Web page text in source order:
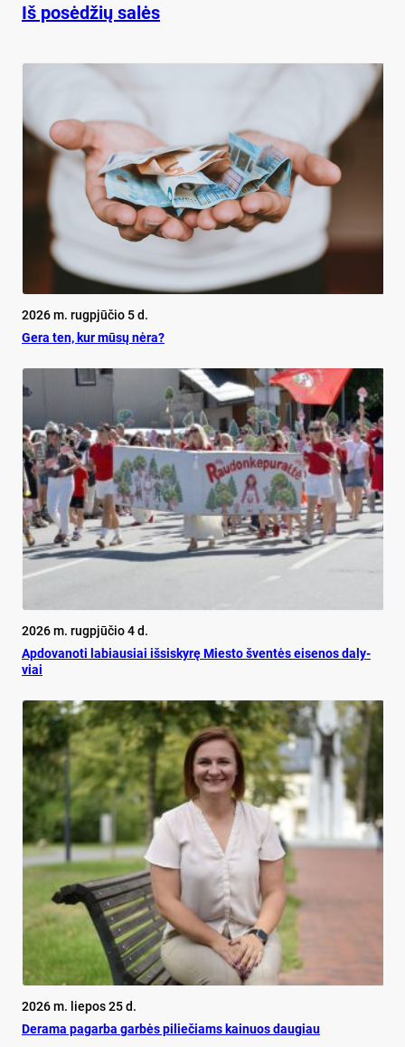
Iš posėdžių salės
2026 m. rugpjūčio 5 d.
Ge­ra ten, kur mū­sų nė­ra?
2026 m. rugpjūčio 4 d.
Ap­do­va­no­ti la­biau­siai iš­si­sky­rę Mies­to šven­tės ei­se­nos da­ly­
viai
2026 m. liepos 25 d.
De­ra­ma pa­gar­ba gar­bės pi­lie­čiams kai­nuos dau­giau